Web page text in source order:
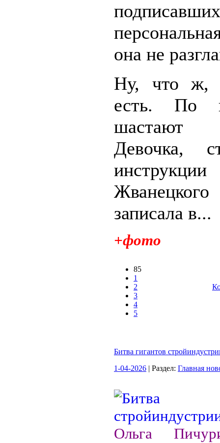
она не
Ну, что ж,
есть. По
Девочка,
записала в...
+фото
85
1
2
3
4
5
Битва гигантов
1-04-2026 | Раздел: Главная
Ольга